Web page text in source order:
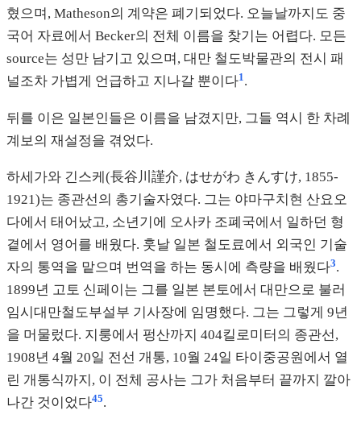
혔으며, Matheson의 계약은 폐기되었다. 오늘날까지도 중
국어 자료에서 Becker의 전체 이름을 찾기는 어렵다. 모든
source는 성만 남기고 있으며, 대만 철도박물관의 전시 패
널조차 가볍게 언급하고 지나갈 뿐이다1 .
뒤를 이은 일본인들은 이름을 남겼지만, 그들 역시 한 차례
계보의 재설정을 겪었다.
하세가와 긴스케(長谷川謹介, はせがわ きんすけ, 1855-
1921)는 종관선의 총기술자였다. 그는 야마구치현 산요오
다에서 태어났고, 소년기에 오사카 조폐국에서 일하던 형
곁에서 영어를 배웠다. 훗날 일본 철도료에서 외국인 기술
자의 통역을 맡으며 번역을 하는 동시에 측량을 배웠다3.
1899년 고토 신페이는 그를 일본 본토에서 대만으로 불러
임시대만철도부설부 기사장에 임명했다. 그는 그렇게 9년
을 머물렀다. 지룽에서 펑산까지 404킬로미터의 종관선,
1908년 4월 20일 전선 개통, 10월 24일 타이중공원에서 열
린 개통식까지, 이 전체 공사는 그가 처음부터 끝까지 깔아
나간 것이었다45.